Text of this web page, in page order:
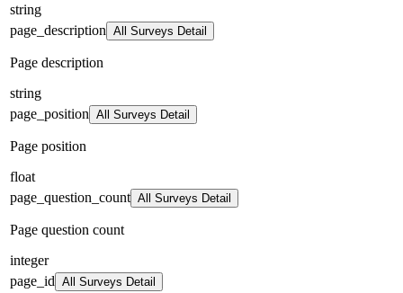
string
page_description All Surveys Detail
Page description
string
page_position All Surveys Detail
Page position
float
page_question_count All Surveys Detail
Page question count
integer
page_id All Surveys Detail